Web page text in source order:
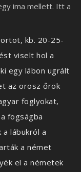
ima mellett. Itt a
kb. 20-25-
viselt hol a
egy lábon ugrált
az orosz őrök
foglyokat,
fogságba
lábukról a
a német
el a németek